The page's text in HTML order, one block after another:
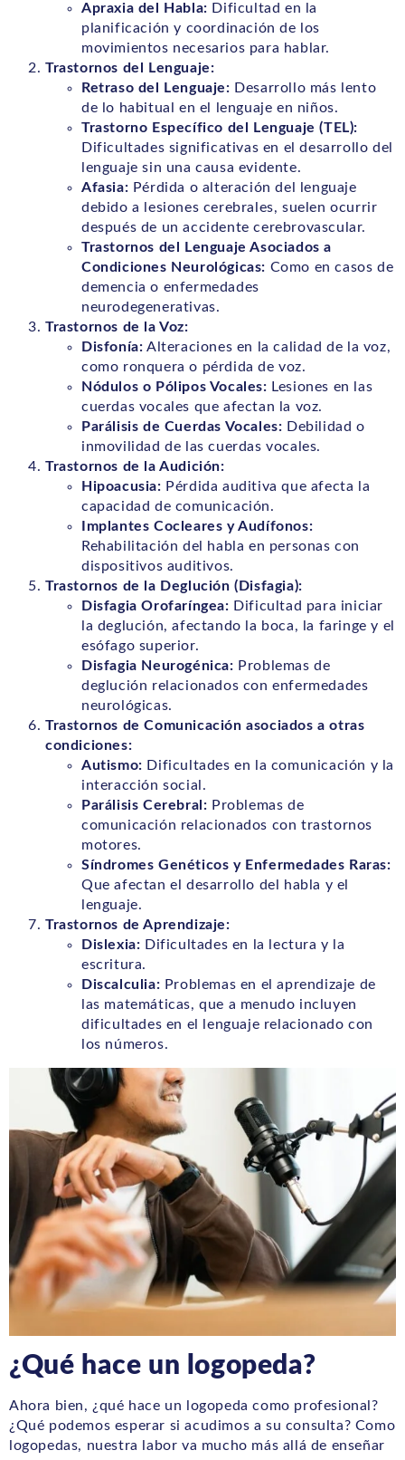
Apraxia del Habla: Dificultad en la
planificación y coordinación de los
movimientos necesarios para hablar.
Trastornos del Lenguaje:
Retraso del Lenguaje: Desarrollo más lento
de lo habitual en el lenguaje en niños.
Trastorno Específico del Lenguaje (TEL):
Dificultades significativas en el desarrollo del
lenguaje sin una causa evidente.
Afasia: Pérdida o alteración del lenguaje
debido a lesiones cerebrales, suelen ocurrir
después de un accidente cerebrovascular.
Trastornos del Lenguaje Asociados a
Condiciones Neurológicas: Como en casos de
demencia o enfermedades
neurodegenerativas.
Trastornos de la Voz:
Disfonía: Alteraciones en la calidad de la voz,
como ronquera o pérdida de voz.
Nódulos o Pólipos Vocales: Lesiones en las
cuerdas vocales que afectan la voz.
Parálisis de Cuerdas Vocales: Debilidad o
inmovilidad de las cuerdas vocales.
Trastornos de la Audición:
Hipoacusia: Pérdida auditiva que afecta la
capacidad de comunicación.
Implantes Cocleares y Audífonos:
Rehabilitación del habla en personas con
dispositivos auditivos.
Trastornos de la Deglución (Disfagia):
Disfagia Orofaríngea: Dificultad para iniciar
la deglución, afectando la boca, la faringe y el
esófago superior.
Disfagia Neurogénica: Problemas de
deglución relacionados con enfermedades
neurológicas.
Trastornos de Comunicación asociados a otras
condiciones:
Autismo: Dificultades en la comunicación y la
interacción social.
Parálisis Cerebral: Problemas de
comunicación relacionados con trastornos
motores.
Síndromes Genéticos y Enfermedades Raras:
Que afectan el desarrollo del habla y el
lenguaje.
Trastornos de Aprendizaje:
Dislexia: Dificultades en la lectura y la
escritura.
Discalculia: Problemas en el aprendizaje de
las matemáticas, que a menudo incluyen
dificultades en el lenguaje relacionado con
los números.
¿Qué hace un logopeda?
Ahora bien, ¿qué hace un logopeda como profesional?
¿Qué podemos esperar si acudimos a su consulta? Como
logopedas, nuestra labor va mucho más allá de enseñar